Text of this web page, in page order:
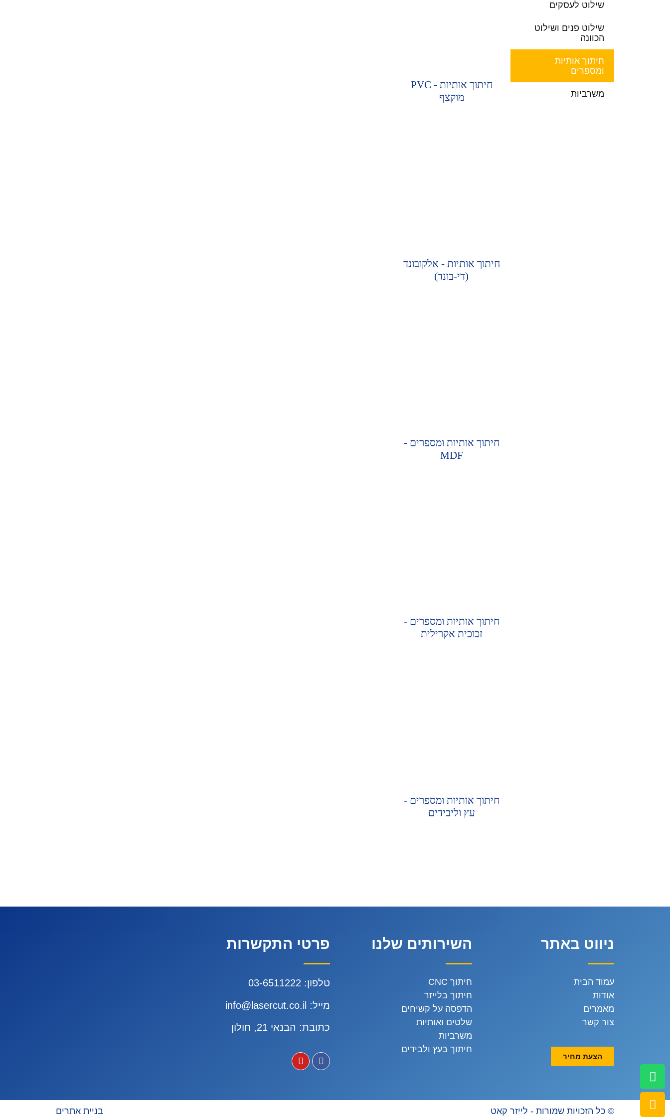
שילוט לעסקים
שילוט פנים ושילוט
הכוונה
חיתוך אותיות
ומספרים
משרביות
חיתוך אותיות - PVC
מוקצף
חיתוך אותיות - אלקובונד
(די-בונד)
חיתוך אותיות ומספרים -
MDF
חיתוך אותיות ומספרים -
זכוכית אקרילית
חיתוך אותיות ומספרים -
עץ וליבידים
ניווט באתר
עמוד הבית
אודות
מאמרים
צור קשר
הצעת מחיר
השירותים שלנו
חיתוך CNC
חיתוך בלייזר
הדפסה על קשיחים
שלטים ואותיות
משרביות
חיתוך בעץ ולבידים
פרטי התקשרות
טלפון: 03-6511222
מייל: info@lasercut.co.il
כתובת: הבנאי 21, חולון
© כל הזכויות שמורות - לייזר קאט בניית אתרים